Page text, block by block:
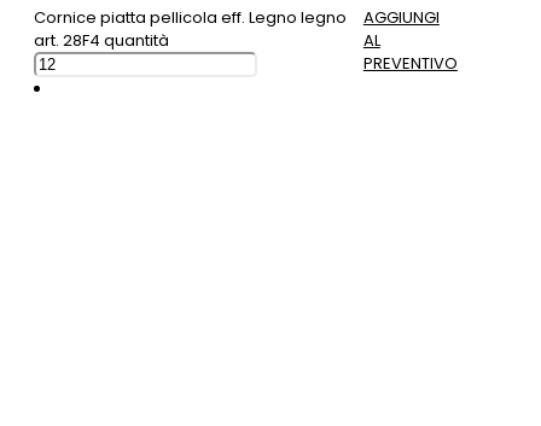
Cornice piatta pellicola eff. Legno legno
art. 28F4 quantità
AGGIUNGI
AL
PREVENTIVO